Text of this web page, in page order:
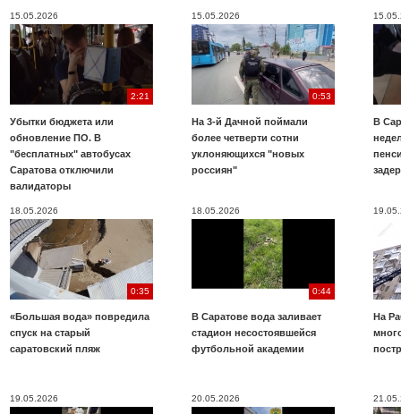
15.05.2026
2:21
Убытки бюджета или
обновление ПО. В
"бесплатных" автобусах
Саратова отключили
валидаторы
15.05.2026
0:53
На 3-й Дачной поймали
более четверти сотни
уклоняющихся "новых
россиян"
В
18.05.2026
0:35
«Большая вода» повредила
спуск на старый
саратовский пляж
18.05.2026
0:44
В Саратове вода заливает
стадион несостоявшейся
футбольной академии
На
19.05.2026 20.05.2026